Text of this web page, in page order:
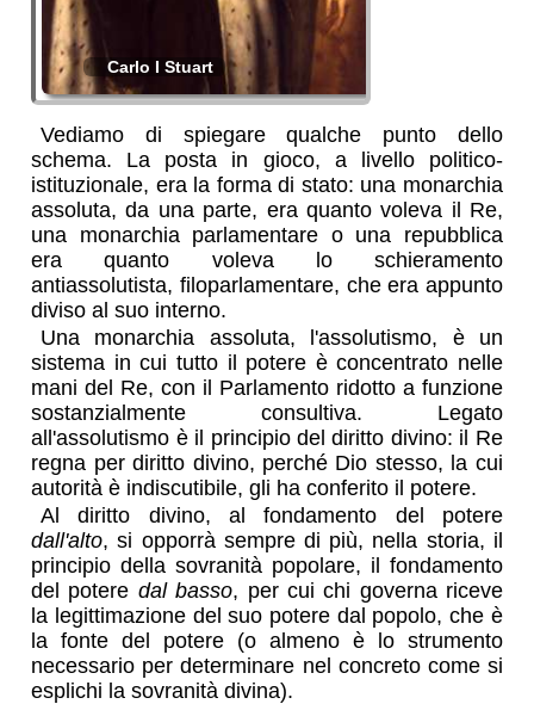
Carlo I Stuart
Vediamo di spiegare qualche punto dello
schema. La posta in gioco, a livello politico-
istituzionale, era la forma di stato: una monarchia
assoluta, da una parte, era quanto voleva il Re,
una monarchia parlamentare o una repubblica
era quanto voleva lo schieramento
antiassolutista, filoparlamentare, che era appunto
diviso al suo interno.
Una monarchia assoluta, l'assolutismo, è un
sistema in cui tutto il potere è concentrato nelle
mani del Re, con il Parlamento ridotto a funzione
sostanzialmente consultiva. Legato
all'assolutismo è il principio del diritto divino: il Re
regna per diritto divino, perché Dio stesso, la cui
autorità è indiscutibile, gli ha conferito il potere.
Al diritto divino, al fondamento del potere
dall'alto, si opporrà sempre di più, nella storia, il
principio della sovranità popolare, il fondamento
del potere dal basso, per cui chi governa riceve
la legittimazione del suo potere dal popolo, che è
la fonte del potere (o almeno è lo strumento
necessario per determinare nel concreto come si
esplichi la sovranità divina).